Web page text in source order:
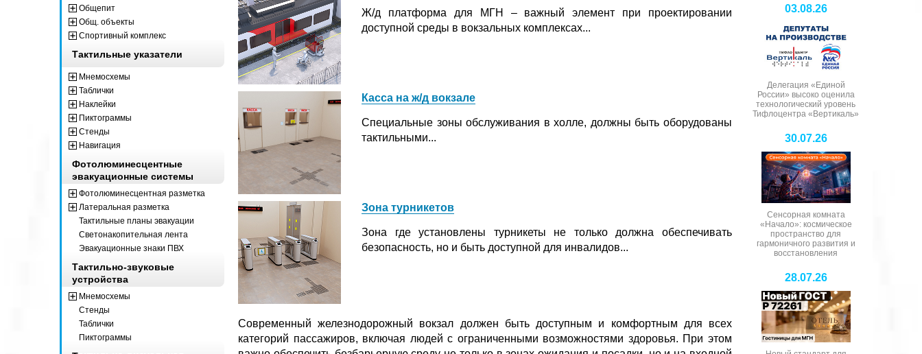
Ж/д платформа для МГН – важный элемент при проектировании
доступной среды в вокзальных комплексах...
Касса на ж/д вокзале
Специальные зоны обслуживания в холле, должны быть оборудованы
тактильными...
Зона турникетов
Зона где установлены турникеты не только должна обеспечивать
безопасность, но и быть доступной для инвалидов...
Современный железнодорожный вокзал должен быть доступным и комфортным для всех
категорий пассажиров, включая людей с ограниченными возможностями здоровья. При этом
Общепит
Общ. объекты
Спортивный комплекс
Тактильные указатели
Мнемосхемы
Таблички
Наклейки
Пиктограммы
Стенды
Навигация
Фотолюминесцентные
эвакуационные системы
Фотолюминесцентная разметка
Латеральная разметка
Тактильные планы эвакуации
Светонакопительная лента
Эвакуационные знаки ПВХ
Тактильно-звуковые
устройства
Мнемосхемы
Стенды
Таблички
Пиктограммы
03.08.26
Делегация «Единой
России» высоко оценила
технологический уровень
Тифлоцентра «Вертикаль»
30.07.26
Сенсорная комната
«Начало»: космическое
пространство для
гармоничного развития и
восстановления
28.07.26